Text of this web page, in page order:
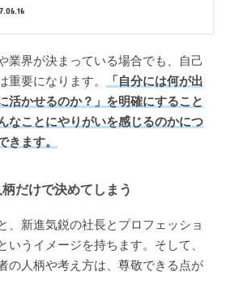
業界が決まっている場合でも、自己
重要になります。
「自分には何が出
活かせるのか？」を明確にすること
なことにやりがいを感じるのかにつ
きます。
だけで決めてしまう
、新進気鋭の社長とプロフェッショ
いうイメージを持ちます。そして、
の人柄や考え方は、尊敬できる点が